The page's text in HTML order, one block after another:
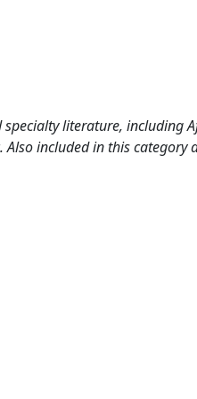
literature, including
Also included in this category